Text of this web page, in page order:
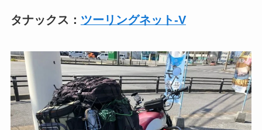
タナックス： ツーリングネット-V